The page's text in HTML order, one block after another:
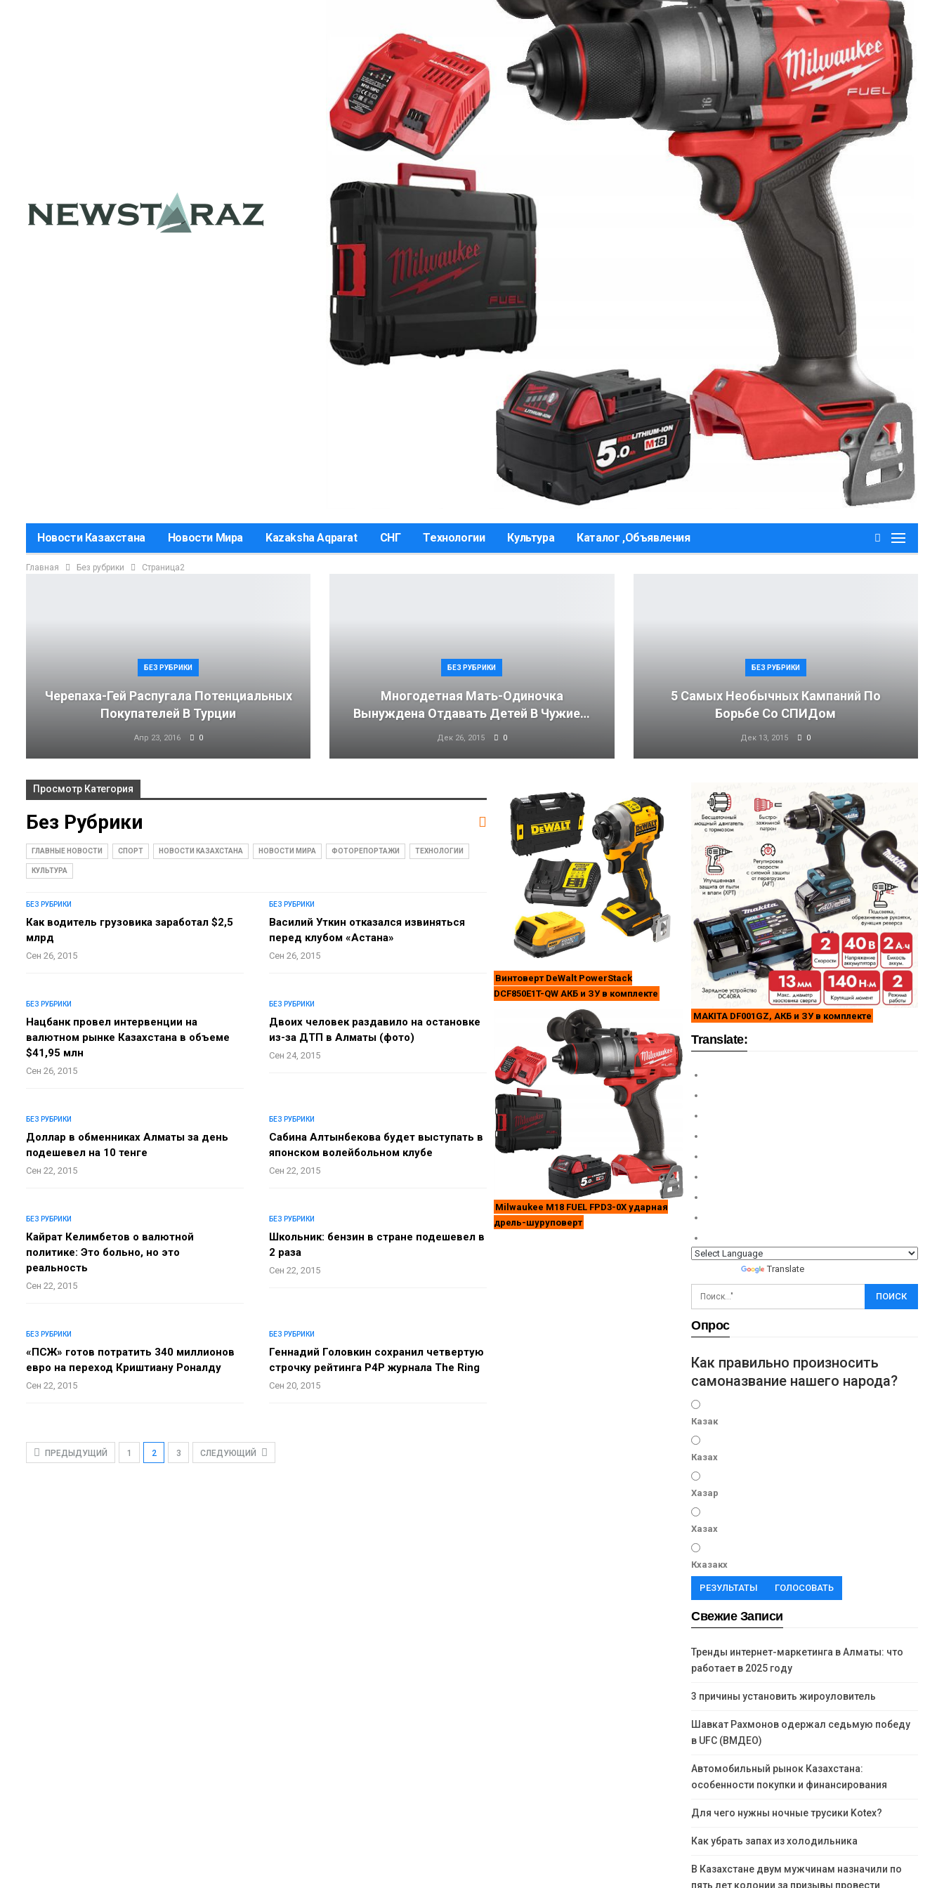
Новости Казахстана Новости Мира Kazaksha Aqparat СНГ Технологии Культура Каталог ,Объявления
Главная Без рубрики Страница2
БЕЗ РУБРИКИ
Черепаха-Гей Распугала Потенциальных
Покупателей В Турции
Апр 23, 2016 0
БЕЗ РУБРИКИ
Многодетная Мать-Одиночка
Вынуждена Отдавать Детей В Чужие…
Дек 26, 2015 0
БЕЗ РУБРИКИ
5 Самых Необычных Кампаний По
Борьбе Со СПИДом
Дек 13, 2015 0
Просмотр Категория
Без Рубрики
ГЛАВНЫЕ НОВОСТИ СПОРТ НОВОСТИ КАЗАХСТАНА НОВОСТИ МИРА ФОТОРЕПОРТАЖИ ТЕХНОЛОГИИ
КУЛЬТУРА
БЕЗ РУБРИКИ
Как водитель грузовика заработал $2,5
млрд
Сен 26, 2015
БЕЗ РУБРИКИ
Василий Уткин отказался извиняться
перед клубом «Астана»
Сен 26, 2015
БЕЗ РУБРИКИ
Нацбанк провел интервенции на
валютном рынке Казахстана в объеме
$41,95 млн
Сен 26, 2015
БЕЗ РУБРИКИ
Двоих человек раздавило на остановке
из-за ДТП в Алматы (фото)
Сен 24, 2015
БЕЗ РУБРИКИ
Доллар в обменниках Алматы за день
подешевел на 10 тенге
Сен 22, 2015
БЕЗ РУБРИКИ
Сабина Алтынбекова будет выступать в
японском волейбольном клубе
Сен 22, 2015
БЕЗ РУБРИКИ
Кайрат Келимбетов о валютной
политике: Это больно, но это
реальность
Сен 22, 2015
БЕЗ РУБРИКИ
Школьник: бензин в стране подешевел в
2 раза
Сен 22, 2015
БЕЗ РУБРИКИ
«ПСЖ» готов потратить 340 миллионов
евро на переход Криштиану Роналду
Сен 22, 2015
БЕЗ РУБРИКИ
Геннадий Головкин сохранил четвертую
строчку рейтинга P4P журнала The Ring
Сен 20, 2015
ПРЕДЫДУЩИЙ 1 2 3 СЛЕДУЮЩИЙ
MAKITA DF001GZ, АКБ и ЗУ в комплекте
Translate:
Powered by Translate
Опрос
Как правильно произносить
самоназвание нашего народа?
Казак
Казах
Хазар
Хазах
Кхазакх
РЕЗУЛЬТАТЫ ГОЛОСОВАТЬ
Свежие Записи
Тренды интернет-маркетинга в Алматы: что
работает в 2025 году
3 причины установить жироуловитель
Шавкат Рахмонов одержал седьмую победу
в UFC (ВМДЕО)
Автомобильный рынок Казахстана:
особенности покупки и финансирования
Для чего нужны ночные трусики Kotex?
Как убрать запах из холодильника
В Казахстане двум мужчинам назначили по
пять лет колонии за призывы провести
Винтоверт DeWalt PowerStack
DCF850E1T-QW АКБ и ЗУ в комплекте
Milwaukee M18 FUEL FPD3-0X ударная
дрель-шуруповерт